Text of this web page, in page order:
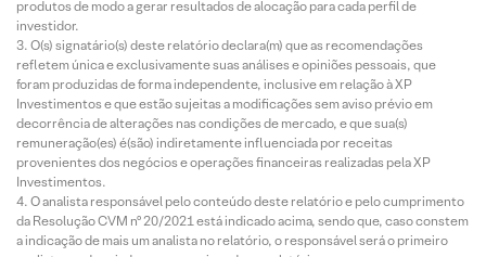
produtos de modo a gerar resultados de alocação para cada perfil de
investidor.
O(s) signatário(s) deste relatório declara(m) que as recomendações
refletem única e exclusivamente suas análises e opiniões pessoais, que
foram produzidas de forma independente, inclusive em relação à XP
Investimentos e que estão sujeitas a modificações sem aviso prévio em
decorrência de alterações nas condições de mercado, e que sua(s)
remuneração(es) é(são) indiretamente influenciada por receitas
provenientes dos negócios e operações financeiras realizadas pela XP
Investimentos.
O analista responsável pelo conteúdo deste relatório e pelo cumprimento
da Resolução CVM nº 20/2021 está indicado acima, sendo que, caso constem
a indicação de mais um analista no relatório, o responsável será o primeiro